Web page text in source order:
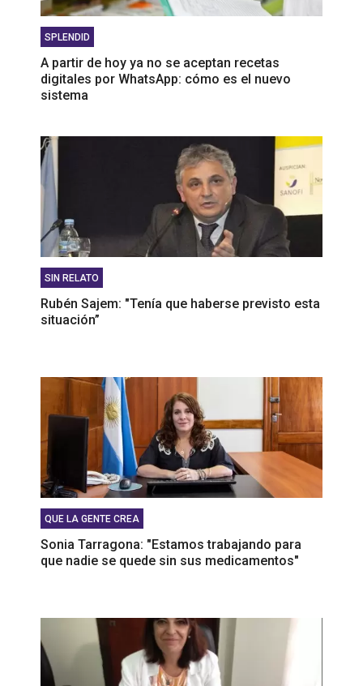
SPLENDID
A partir de hoy ya no se aceptan recetas
digitales por WhatsApp: cómo es el nuevo
sistema
SIN RELATO
Rubén Sajem: "Tenía que haberse previsto esta
situación”
QUE LA GENTE CREA
Sonia Tarragona: "Estamos trabajando para
que nadie se quede sin sus medicamentos"